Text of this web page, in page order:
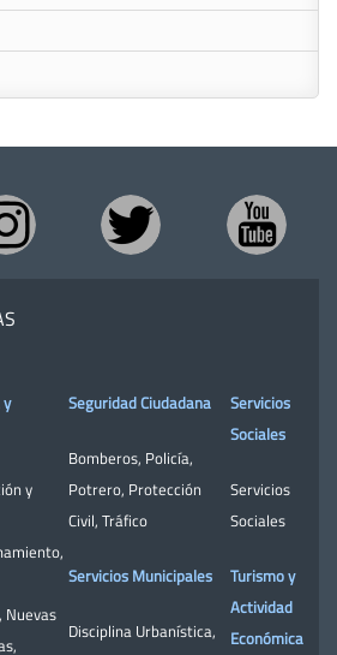
y
,
, Nuevas
,
Seguridad Ciudadana
Bomberos, Policía,
Potrero, Protección
Civil, Tráfico
Servicios Municipales
Disciplina Urbanística,
Servicios
Sociales
Servicios
Sociales
Turismo y
Actividad
Económica